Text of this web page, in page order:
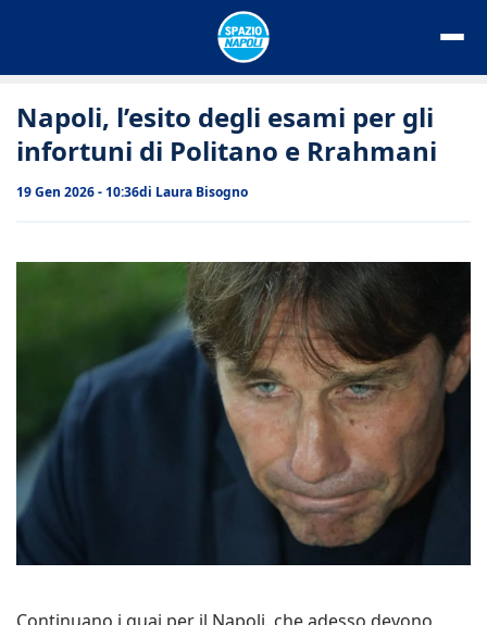
Napoli, l’esito degli esami per gli
infortuni di Politano e Rrahmani
19 Gen 2026 - 10:36di Laura Bisogno